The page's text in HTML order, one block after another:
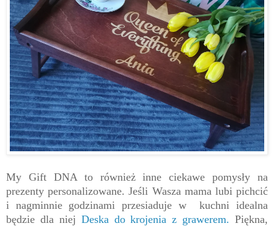
My Gift DNA to również inne ciekawe pomysły na
prezenty personalizowane. Jeśli Wasza mama lubi pichcić
i nagminnie godzinami przesiaduje w kuchni idealna
będzie dla niej Deska do krojenia z grawerem. Piękna,